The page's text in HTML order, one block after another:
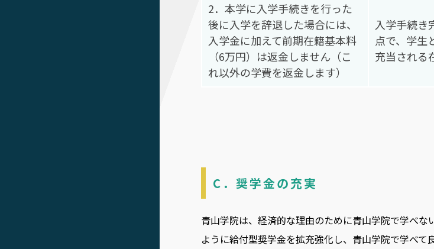
2．本学に入学手続きを行った
後に入学を辞退した場合には、
入学金に加えて前期在籍基本料
（6万円）は返金しません（こ
れ以外の学費を返金します）
入学手続き
点で、学生
充当される
C．奨学金の充実
青山学院は、経済的な理由のために青山学院で学べ
ように給付型奨学金を拡充強化し、青山学院で学べて